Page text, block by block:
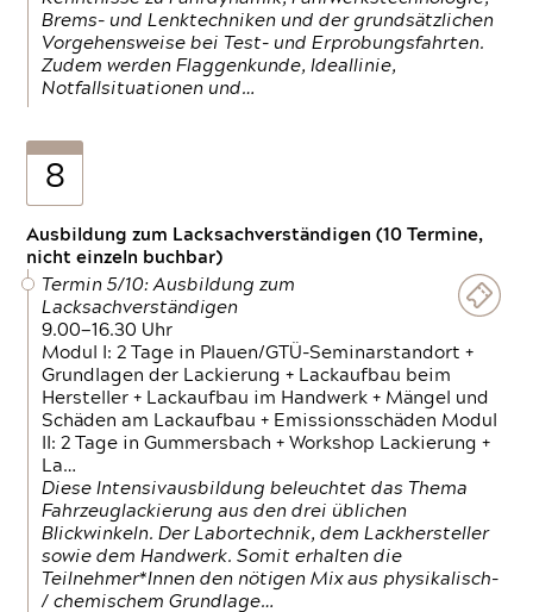
Brems- und Lenktechniken und der grundsätzlichen
Vorgehensweise bei Test- und Erprobungsfahrten.
Zudem werden Flaggenkunde, Ideallinie,
Notfallsituationen und…
8
Ausbildung zum Lacksachverständigen (10 Termine,
nicht einzeln buchbar)
Termin 5/10: Ausbildung zum
Lacksachverständigen
9.00—16.30 Uhr
Modul I: 2 Tage in Plauen/GTÜ-Seminarstandort +
Grundlagen der Lackierung + Lackaufbau beim
Hersteller + Lackaufbau im Handwerk + Mängel und
Schäden am Lackaufbau + Emissionsschäden Modul
II: 2 Tage in Gummersbach + Workshop Lackierung +
La…
Diese Intensivausbildung beleuchtet das Thema
Fahrzeuglackierung aus den drei üblichen
Blickwinkeln. Der Labortechnik, dem Lackhersteller
sowie dem Handwerk. Somit erhalten die
Teilnehmer*Innen den nötigen Mix aus physikalisch-
/ chemischem Grundlage…